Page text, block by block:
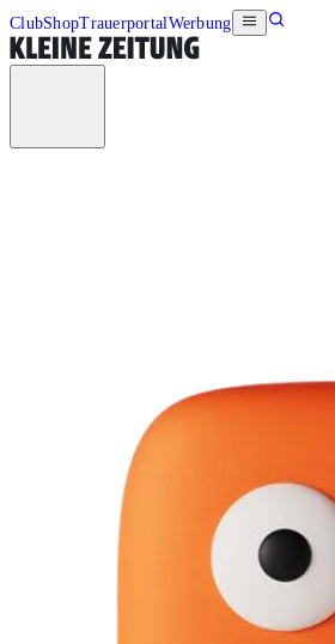
ClubShopTrauerportalWerbung